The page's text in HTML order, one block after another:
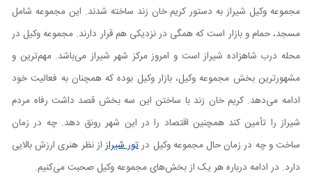
مجموعه وکیل شیراز به دستور کریم خان زند ساخته شدند. این مجموعه شامل
مسجد، حمام و بازار است که همگی در نزدیکی هم قرار دارند. مجموعه وکیل در
محله درب شاهزاده شیراز است و امروز مرکز شهر شیراز می‌باشد. مهم‌ترین و
مشهور‌ترین بخش مجموعه وکیل، بازار وکیل بوده که همچنان به فعالیت خود
ادامه می‌دهد. کریم خان زند با ساختن این سه بخش قصد داشت رفاه مردم
شیراز را تأمین کند همچنین اقتصاد را در این شهر رونق دهد. چه در زمان
ساخت و چه در زمان حال مجموعه وکیل درتور شیرازاز نظر هنری ارزش بالایی
دارد. در ادامه درباره هر یک از بخش‌های مجموعه وکیل صحبت می‌کنیم.